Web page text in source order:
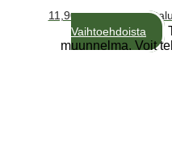
11,90€ – 17,90€
Vaihtoehdoista
muunnelma. Voit